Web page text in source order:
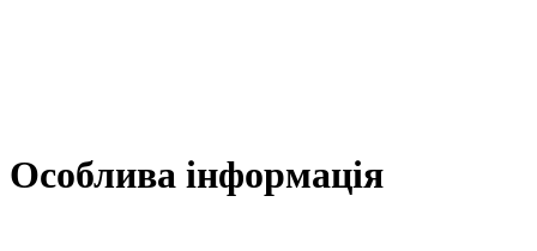
Особлива інформація